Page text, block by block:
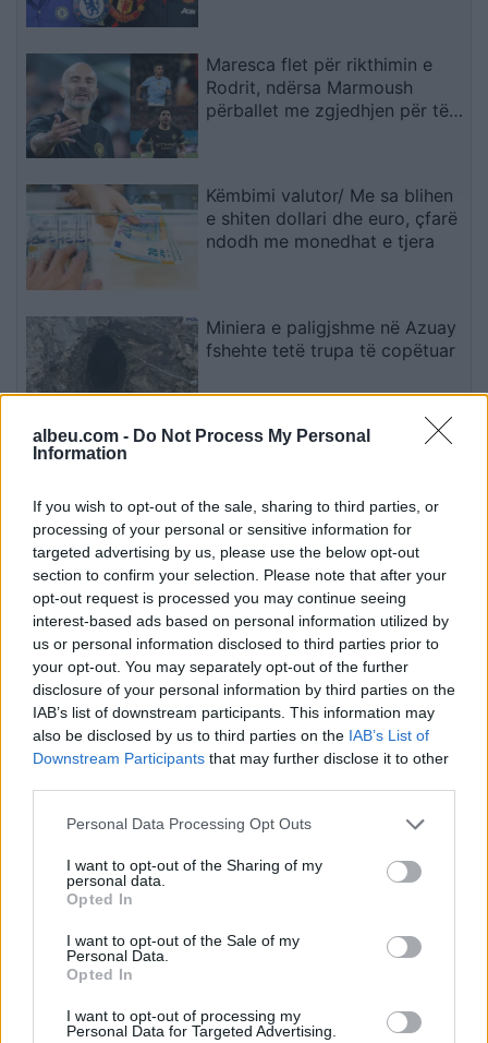
albeu.com - Do Not Process My Personal
Information
If you wish to opt-out of the sale, sharing to third parties, or
processing of your personal or sensitive information for
targeted advertising by us, please use the below opt-out
section to confirm your selection. Please note that after your
opt-out request is processed you may continue seeing
interest-based ads based on personal information utilized by
us or personal information disclosed to third parties prior to
your opt-out. You may separately opt-out of the further
disclosure of your personal information by third parties on the
IAB’s list of downstream participants. This information may
also be disclosed by us to third parties on the IAB’s List of
Downstream Participants that may further disclose it to other
Personal Data Processing Opt Outs
I want to opt-out of the Sharing of my
personal data.
Opted In
I want to opt-out of the Sale of my
Personal Data.
Opted In
I want to opt-out of processing my
Personal Data for Targeted Advertising.
Maresca flet për rikthimin e
Rodrit, ndërsa Marmoush
përballet me zgjedhjen për të
Këmbimi valutor/ Me sa blihen
e shiten dollari dhe euro, çfarë
ndodh me monedhat e tjera
Miniera e paligjshme në Azuay
fshehte tetë trupa të copëtuar
“The Dukes of Hazzard
Esim for Global
Esim for USA|Esim for Italy| Esim for Spain|Esim